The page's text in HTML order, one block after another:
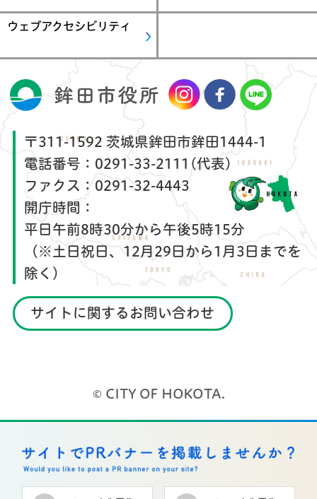
ウェブアクセシビリティ
〒311-1592 茨城県鉾田市鉾田1444-1
電話番号： 0291-33-2111(代表)
ファクス： 0291-32-4443
開庁時間：
平日午前8時30分から午後5時15分
（※土日祝日、12月29日から1月3日までを
除く）
サイトに関するお問い合わせ
© CITY OF HOKOTA.